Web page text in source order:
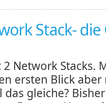
Stack- die
Network Stacks.
ersten Blick aber
gleiche?